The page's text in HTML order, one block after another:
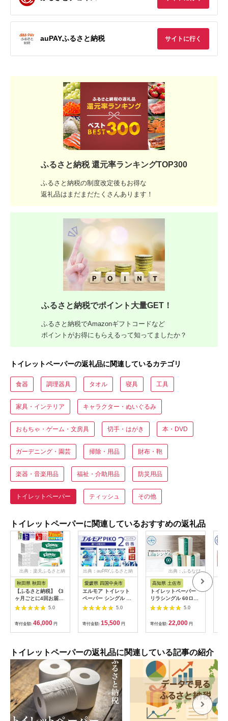
auPAYふるさと納税 サイトに行く
ふるさと納税 還元率ランキングTOP300
ふるさと納税の制度改定後もお得な
返礼品はまだまだたくさんあります！
ふるさと納税でポイント大量GET！
ふるさと納税でAmazonギフトコードなど
ポイントがお得にもらえるって知ってましたか？
トイレットペーパーの返礼品に関連しているカテゴリ
食器 調理器具 タオル 寝具 工具
家具・インテリア キャラクター・ぬいぐるみ
おもちゃ・ゲーム・文房具 切手・はがき 本・DVD
ガーデニング・園芸 掃除・用品 財布・鞄
楽器・音楽用品 福祉・介助用品 防災用品
トイレットペーパー ティッシュ その他
トイレットペーパーに関連しているおすすめの返礼品
出典：楽天ふるさと納
税
秋田県 秋田市
【ふるさと納税】《3
ヶ月ごとに4回お届
け》定期便 トイレッ
トペーパー クリネッ
クス ダブル 長持ち 8
ロール×2P ＆ ティッ
シュペーパー スコッ
田市オリジナル
5.0
寄付金額: 46,000 円
出典：auPAYふるさと納
税
愛媛県 四国中央市
エルモア トイレット
ペーパー シングル 着
日指定 指定日配送 72
ロール 12R × 6P 2倍
巻き ピュアパルプ
100% エルモアピコ
コンパクト収納 大容
備蓄 新生活 エコ
SDGs 送料無料 愛媛
県 四国中央市
5.0
寄付金額: 15,500 円
出典：ふるなび
高知県 土佐市
トイレットペーパー
リラシングル 60ロー
ル入り 高知県土佐市
【ハヤシ商事株式会
社】 [BQAD004]
5.0
寄付金額: 22,000 円
トイレットペーパーの返礼品に関連している記事の紹介